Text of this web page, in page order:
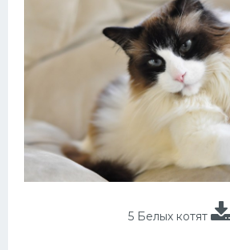
5 Белых котят